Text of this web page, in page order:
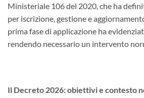
Ministeriale 106 del 2020, che ha
per iscrizione, gestione e
prima fase di applicazione ha
rendendo necessario un intervento
Il Decreto 2026: obiettivi e contesto